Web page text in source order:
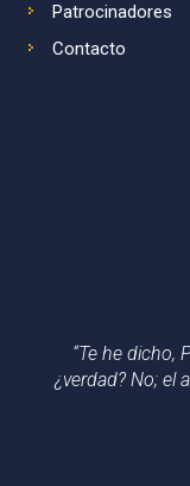
Patrocinadores
Contacto
“Te he dicho,
¿verdad? No; el